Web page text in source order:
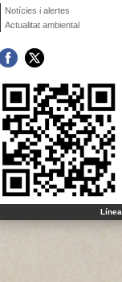
Notícies i alertes
Actualitat ambiental